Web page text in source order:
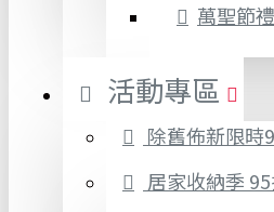
萬聖節
活動專區
除舊佈新限時
居家收納季